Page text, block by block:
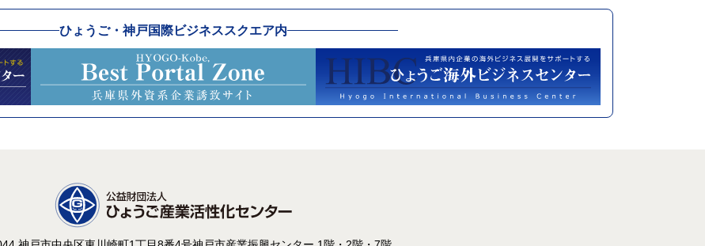
ひょうご・神戸国際ビジネススクエア内